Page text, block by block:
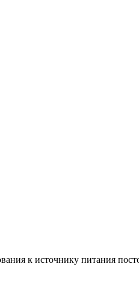
к источнику питания